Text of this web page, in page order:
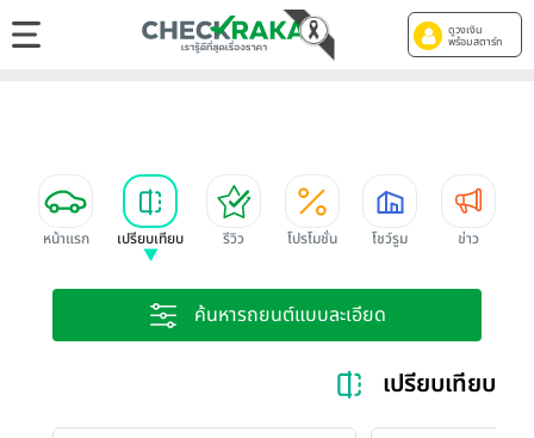
ดูวงเงิน
พร้อมสตาร์ท
หน้าแรก เปรียบเทียบ รีวิว โปรโมชั่น โชว์รูม ข่าว
ค้นหารถยนต์แบบละเอียด
เปรียบเทียบ